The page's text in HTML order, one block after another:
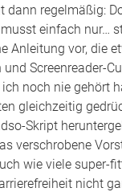
dann regelmäßig:
einfach nur…
Anleitung vor, die
und Screenreader-
noch nie gehört
gleichzeitig
Skript
verschrobene
wie viele super-
nicht